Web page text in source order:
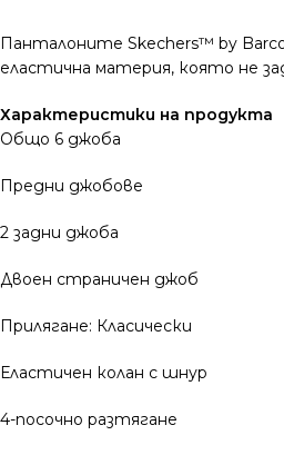
Панталоните Skechers™ by
еластична материя, която не
Характеристики на продукта
Общо 6 джоба
Предни джобове
2 задни джоба
Двоен страничен джоб
Прилягане: Класически
Еластичен колан с шнур
4-посочно разтягане